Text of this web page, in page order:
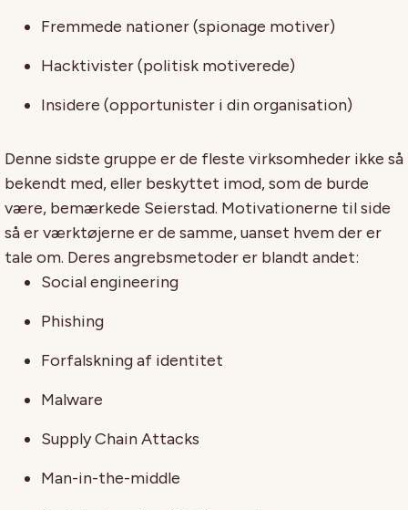
Fremmede nationer (spionage motiver)
Hacktivister (politisk motiverede)
Insidere (opportunister i din organisation)
Denne sidste gruppe er de fleste virksomheder ikke så
bekendt med, eller beskyttet imod, som de burde
være, bemærkede Seierstad. Motivationerne til side
så er værktøjerne er de samme, uanset hvem der er
tale om. Deres angrebsmetoder er blandt andet:
Social engineering
Phishing
Forfalskning af identitet
Malware
Supply Chain Attacks
Man-in-the-middle